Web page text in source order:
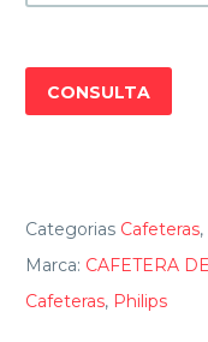
CONSULTA
Categorias Cafeteras,
Marca: CAFETERA
Cafeteras, Philips